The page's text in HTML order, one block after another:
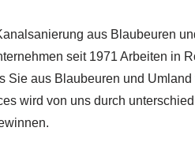
aus Blaubeuren
seit 1971 Arbeiten
Sie aus Blaubeuren und
wird von uns durch